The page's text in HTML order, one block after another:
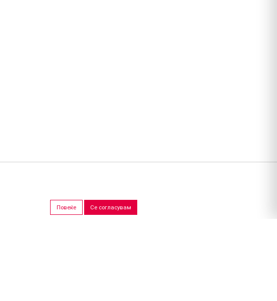
Повеќе Се согласувам